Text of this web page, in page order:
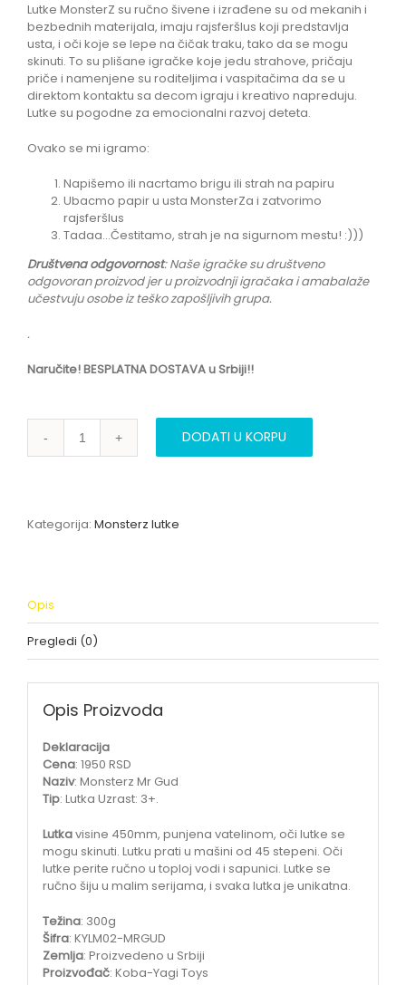
Lutke MonsterZ su ručno šivene i izrađene su od mekanih i
bezbednih materijala, imaju rajsferšlus koji predstavlja
usta, i oči koje se lepe na čičak traku, tako da se mogu
skinuti. To su plišane igračke koje jedu strahove, pričaju
priče i namenjene su roditeljima i vaspitačima da se u
direktom kontaktu sa decom igraju i kreativo napreduju.
Lutke su pogodne za emocionalni razvoj deteta.
Ovako se mi igramo:
Napišemo ili nacrtamo brigu ili strah na papiru
Ubacmo papir u usta MonsterZa i zatvorimo
rajsferšlus
Tadaa…Čestitamo, strah je na sigurnom mestu! :)))
Društvena odgovornost: Naše igračke su društveno
odgovoran proizvod jer u proizvodnji igračaka i amabalaže
učestvuju osobe iz teško zapošljivih grupa.
.
Naručite! BESPLATNA DOSTAVA u Srbiji!!
DODATI U KORPU
Kategorija: Monsterz lutke
Opis
Pregledi (0)
Opis Proizvoda
Deklaracija
Cena: 1950 RSD
Naziv: Monsterz Mr Gud
Tip: Lutka Uzrast: 3+.
Lutkavisine 450mm, punjena vatelinom, oči lutke se
mogu skinuti. Lutku prati u mašini od 45 stepeni. Oči
lutke perite ručno u toploj vodi i sapunici. Lutke se
ručno šiju u malim serijama, i svaka lutka je unikatna.
Težina: 300g
Šifra: KYLM02-MRGUD
Zemlja: Proizvedeno u Srbiji
Proizvođač: Koba-Yagi Toys